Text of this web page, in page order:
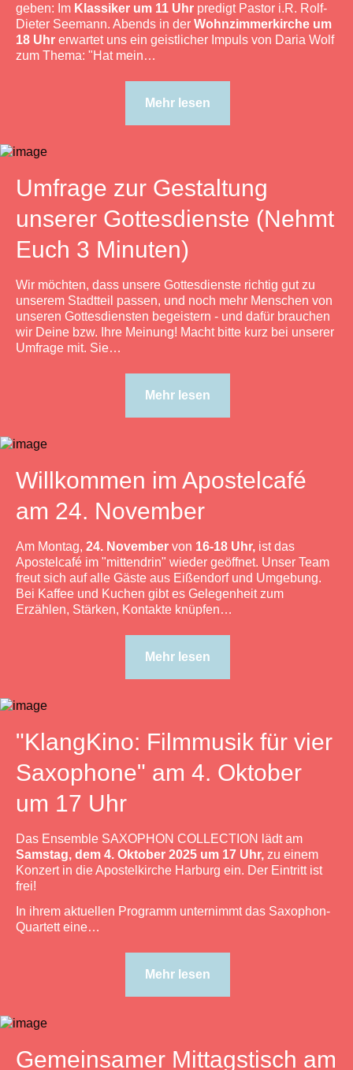
geben: Im Klassiker um 11 Uhr predigt Pastor i.R. Rolf-
Dieter Seemann. Abends in der Wohnzimmerkirche um
18 Uhr erwartet uns ein geistlicher Impuls von Daria Wolf
zum Thema: "Hat mein…
Mehr lesen
Umfrage zur Gestaltung
unserer Gottesdienste (Nehmt
Euch 3 Minuten)
Wir möchten, dass unsere Gottesdienste richtig gut zu
unserem Stadtteil passen, und noch mehr Menschen von
unseren Gottesdiensten begeistern - und dafür brauchen
wir Deine bzw. Ihre Meinung! Macht bitte kurz bei unserer
Umfrage mit. Sie…
Mehr lesen
Willkommen im Apostelcafé
am 24. November
Am Montag, 24. November von 16-18 Uhr, ist das
Apostelcafé im "mittendrin" wieder geöffnet. Unser Team
freut sich auf alle Gäste aus Eißendorf und Umgebung.
Bei Kaffee und Kuchen gibt es Gelegenheit zum
Erzählen, Stärken, Kontakte knüpfen…
Mehr lesen
"KlangKino: Filmmusik für vier
Saxophone" am 4. Oktober
um 17 Uhr
Das Ensemble SAXOPHON COLLECTION lädt am
Samstag, dem 4. Oktober 2025 um 17 Uhr, zu einem
Konzert in die Apostelkirche Harburg ein. Der Eintritt ist
frei!
In ihrem aktuellen Programm unternimmt das Saxophon-
Quartett eine…
Mehr lesen
Gemeinsamer Mittagstisch am